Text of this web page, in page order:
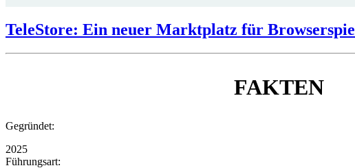
TeleStore: Ein neuer Marktplatz für
FAKTEN
Gegründet:
2025
Führungsart: